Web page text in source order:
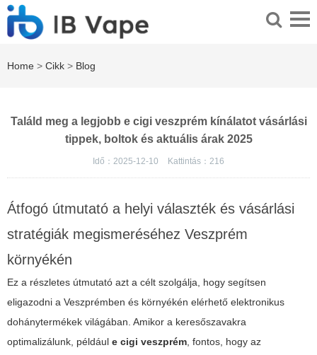
Home > Cikk > Blog
Találd meg a legjobb e cigi veszprém kínálatot vásárlási
tippek, boltok és aktuális árak 2025
Idő：2025-12-10 Kattintás： 216
Átfogó útmutató a helyi választék és vásárlási
stratégiák megismeréséhez Veszprém
környékén
Ez a részletes útmutató azt a célt szolgálja, hogy segítsen
eligazodni a Veszprémben és környékén elérhető elektronikus
dohánytermékek világában. Amikor a keresőszavakra
optimalizálunk, például e cigi veszprém, fontos, hogy az